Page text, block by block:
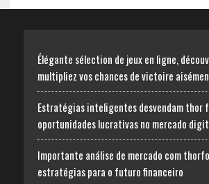
Élégante sélection de jeux en ligne,
multipliez vos chances de victoire
Estratégias inteligentes desvendam thor
oportunidades lucrativas no mercado
Importante análise de mercado com
estratégias para o futuro financeiro